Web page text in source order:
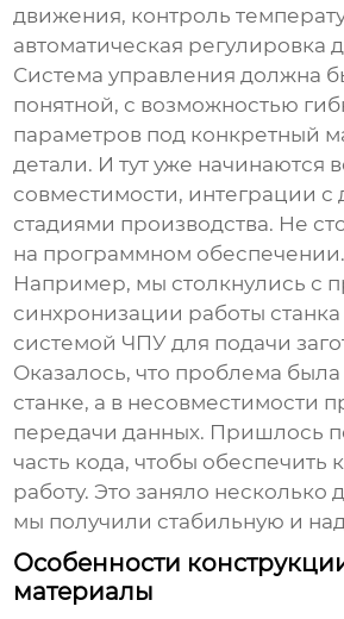
движения, контроль
автоматическая регулировка
Система управления должна
понятной, с возможностью
параметров под конкретный
детали. И тут уже начинаются
совместимости, интеграции с
стадиями производства. Не
на программном обеспечении.
Например, мы столкнулись с
синхронизации работы станка
системой ЧПУ для подачи
Оказалось, что проблема
станке, а в несовместимости
передачи данных. Пришлось
часть кода, чтобы обеспечить
работу. Это заняло несколько
мы получили стабильную и
Особенности
материалы